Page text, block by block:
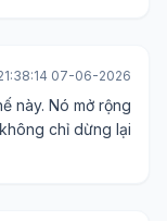
07-06-2026
này. Nó mở rộng
chỉ dừng lại